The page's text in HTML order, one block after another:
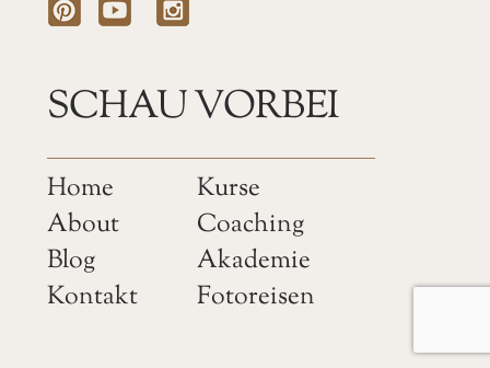
SCHAU VORBEI
Home
About
Blog
Kontakt
Kurse
Coaching
Akademie
Fotoreisen